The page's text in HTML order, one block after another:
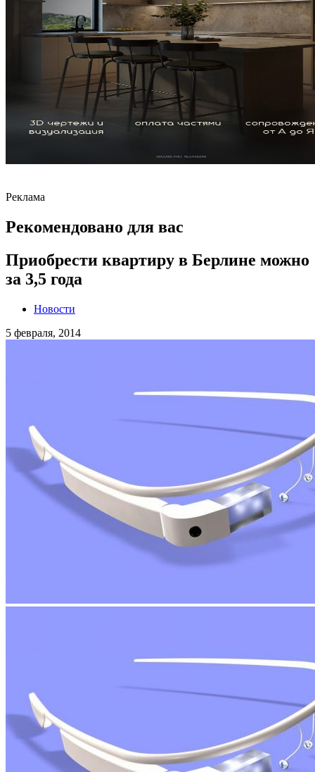
Реклама
Рекомендовано для вас
Приобрести квартиру в Берлине можно
за 3,5 года
Новости
5 февраля, 2014